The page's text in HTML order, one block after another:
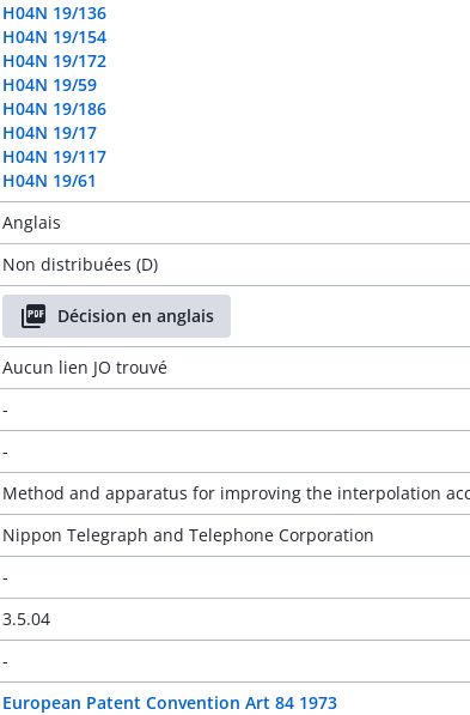
H04N 19/136
H04N 19/154
H04N 19/172
H04N 19/59
H04N 19/186
H04N 19/17
H04N 19/117
H04N 19/61
Anglais
Non distribuées (D)
Décision en anglais
Aucun lien JO trouvé
-
-
Method and apparatus for improving the interpolation
Nippon Telegraph and Telephone Corporation
-
3.5.04
-
European Patent Convention Art 84 1973